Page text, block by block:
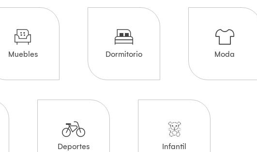
Muebles Dormitorio Moda
Deportes Infantil